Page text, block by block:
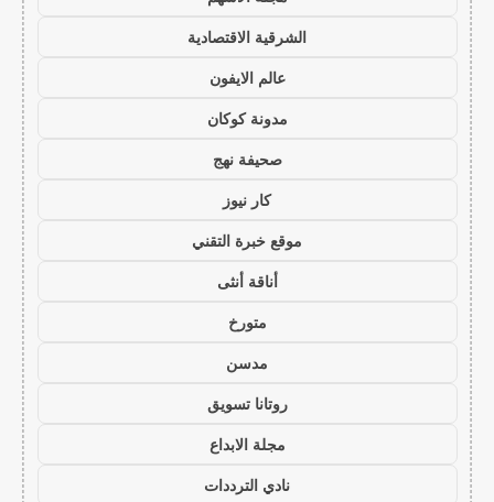
الشرقية الاقتصادية
عالم الايفون
مدونة كوكان
صحيفة نهج
كار نيوز
موقع خبرة التقني
أناقة أنثى
متورخ
مدسن
روتانا تسويق
مجلة الابداع
نادي الترددات